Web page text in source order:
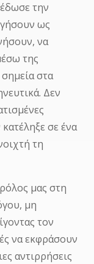
την
ως
να
της
στα
Δεν
σε ένα
τη
μας στη
μη
τον
να εκφράσουν
αντιρρήσεις